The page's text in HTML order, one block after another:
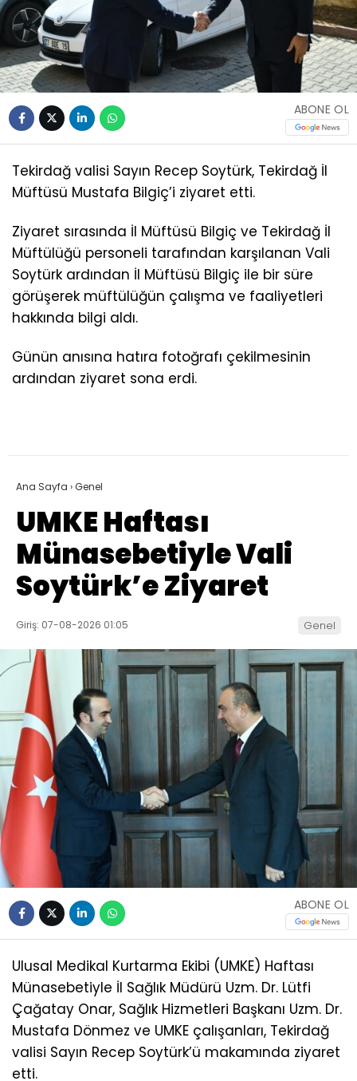
ABONE OL
Tekirdağ valisi Sayın Recep Soytürk, Tekirdağ İl
Müftüsü Mustafa Bilgiç’i ziyaret etti.
Ziyaret sırasında İl Müftüsü Bilgiç ve Tekirdağ İl
Müftülüğü personeli tarafından karşılanan Vali
Soytürk ardından İl Müftüsü Bilgiç ile bir süre
görüşerek müftülüğün çalışma ve faaliyetleri
hakkında bilgi aldı.
Günün anısına hatıra fotoğrafı çekilmesinin
ardından ziyaret sona erdi.
Ana Sayfa ›Genel
UMKE Haftası
Münasebetiyle Vali
Soytürk’e Ziyaret
Giriş: 07-08-2026 01:05 Genel
ABONE OL
Ulusal Medikal Kurtarma Ekibi (UMKE) Haftası
Münasebetiyle İl Sağlık Müdürü Uzm. Dr. Lütfi
Çağatay Onar, Sağlık Hizmetleri Başkanı Uzm. Dr.
Mustafa Dönmez ve UMKE çalışanları, Tekirdağ
valisi Sayın Recep Soytürk’ü makamında ziyaret
etti.